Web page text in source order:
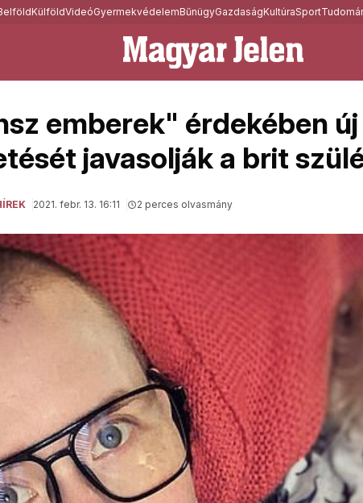
KülföldVideóGyermekvédelemBűnügyGazdaságKultúraSport
emberek" érdekében
javasolják a brit
2021. febr. 13. 16:11 2 perces olvasmány